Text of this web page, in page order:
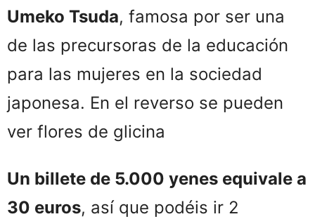
Umeko Tsuda, famosa por ser una
de las precursoras de la educación
para las mujeres en la sociedad
japonesa. En el reverso se pueden
ver flores de glicina
Un billete de 5.000 yenes equivale a
30 euros, así que podéis ir 2